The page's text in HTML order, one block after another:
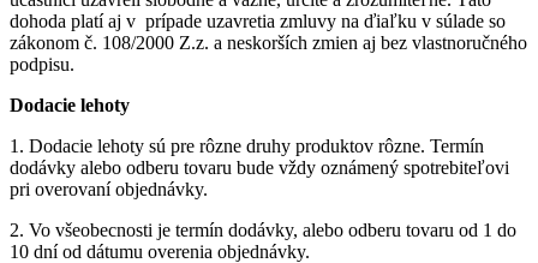
dohoda platí aj v prípade uzavretia zmluvy na ďiaľku v súlade so
zákonom č. 108/2000 Z.z. a neskorších zmien aj bez vlastnoručného
podpisu.
Dodacie lehoty
1. Dodacie lehoty sú pre rôzne druhy produktov rôzne. Termín
dodávky alebo odberu tovaru bude vždy oznámený spotrebiteľovi
pri overovaní objednávky.
2. Vo všeobecnosti je termín dodávky, alebo odberu tovaru od 1 do
10 dní od dátumu overenia objednávky.